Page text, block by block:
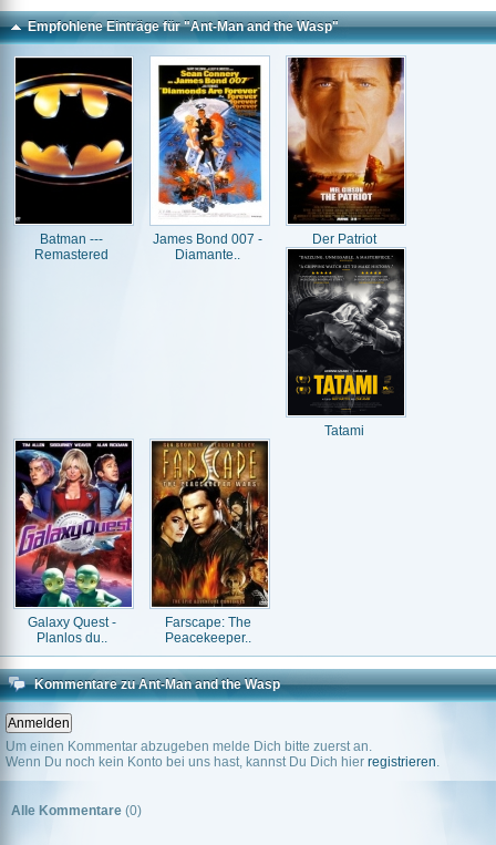
Empfohlene Einträge für "Ant-Man and the Wasp"
Batman ---
Remastered
James Bond 007 -
Diamante..
Der Patriot
Tatami
Galaxy Quest -
Planlos du..
Farscape: The
Peacekeeper..
Kommentare zu Ant-Man and the Wasp
Um einen Kommentar abzugeben melde Dich bitte zuerst an.
Wenn Du noch kein Konto bei uns hast, kannst Du Dich hier registrieren.
Alle Kommentare (0)